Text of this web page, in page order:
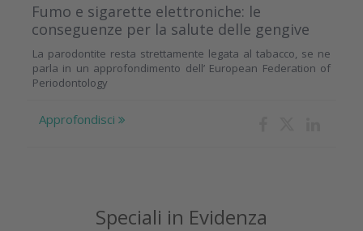
Fumo e sigarette elettroniche: le
conseguenze per la salute delle gengive
La parodontite resta strettamente legata al tabacco, se ne
parla in un approfondimento dell’ European Federation of
Periodontology
Approfondisci
Speciali in Evidenza